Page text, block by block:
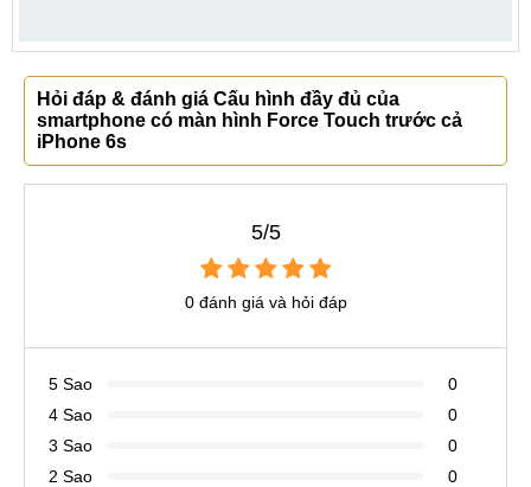
Hỏi đáp & đánh giá Cấu hình đầy đủ của
smartphone có màn hình Force Touch trước cả
iPhone 6s
5/5
0 đánh giá và hỏi đáp
5 Sao
0
4 Sao
0
3 Sao
0
2 Sao
0